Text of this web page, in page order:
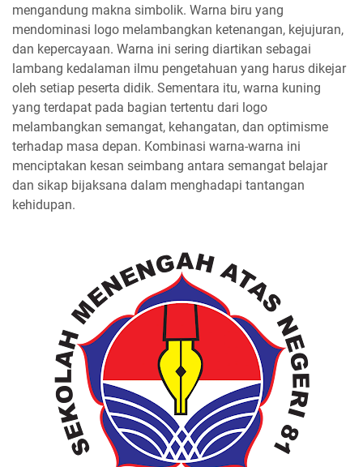
mengandung makna simbolik. Warna biru yang
mendominasi logo melambangkan ketenangan, kejujuran,
dan kepercayaan. Warna ini sering diartikan sebagai
lambang kedalaman ilmu pengetahuan yang harus dikejar
oleh setiap peserta didik. Sementara itu, warna kuning
yang terdapat pada bagian tertentu dari logo
melambangkan semangat, kehangatan, dan optimisme
terhadap masa depan. Kombinasi warna-warna ini
menciptakan kesan seimbang antara semangat belajar
dan sikap bijaksana dalam menghadapi tantangan
kehidupan.